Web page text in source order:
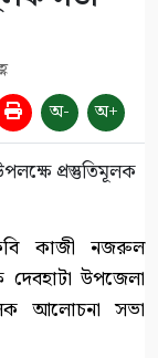
অ- অ+
কাজী নজরুল
দেবহাটা উপজেলা
আলোচনা সভা